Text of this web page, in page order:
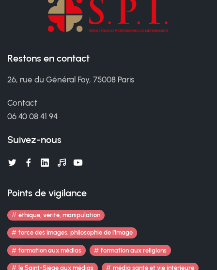
Restons en contact
26, rue du Général Foy, 75008 Paris
Contact
06 40 08 41 94
Suivez-nous
Points de vigilance
éthique, vérité, manipulation
force des images, philosophie de l’image
formation aux médias formation aux religions
le Saint-Siège aux médias média santé et vie intérieure